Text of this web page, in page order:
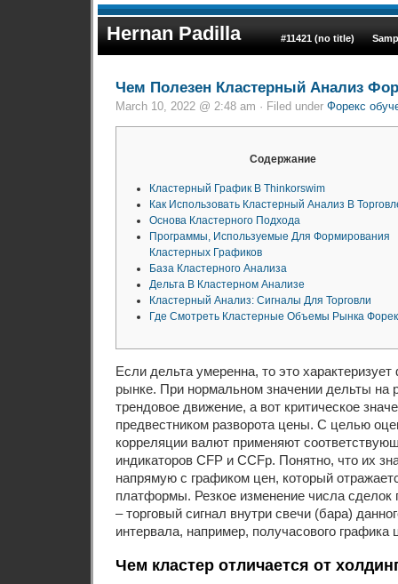
Hernan Padilla #11421 (no title)
Чем Полезен Кластерный Анализ
March 10, 2022 @ 2:48 am · Filed under Форекс
Содержание
Кластерный График В Thinkorswim
Как Использовать Кластерный Анализ В
Основа Кластерного Подхода
Программы, Используемые Для Формирования
Кластерных Графиков
База Кластерного Анализа
Дельта В Кластерном Анализе
Кластерный Анализ: Сигналы Для Торговли
Где Смотреть Кластерные Объемы Рынка
Если дельта умеренна, то это
рынке. При нормальном значении дельты на
трендовое движение, а вот критическое
предвестником разворота цены. С целью
корреляции валют применяют
индикаторов CFP и CCFp. Понятно, что их
напрямую с графиком цен, который
платформы. Резкое изменение числа сделок
– торговый сигнал внутри свечи (бара)
интервала, например, получасового графика
Чем кластер отличается от